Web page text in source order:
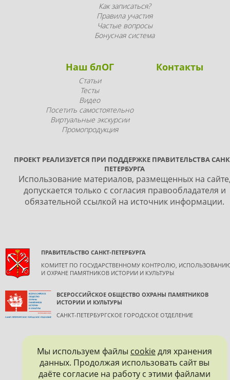
Как записаться?
Правила участия
Частые вопросы
Бонусная система
Наш блОГ
Статьи
Тесты
Видео
Посетить самостоятельно
Виртуальные экскурсии
Промопродукция
Контакты
ПРОЕКТ РЕАЛИЗУЕТСЯ ПРИ ПОДДЕРЖКЕ ПРАВИТЕЛЬСТВА
ПЕТЕРБУРГА
Использование материалов, размещенных на
допускается только с согласия правообладателя и
обязательной ссылкой на источник информации.
ПРАВИТЕЛЬСТВО САНКТ-ПЕТЕРБУРГА
КОМИТЕТ ПО ГОСУДАРСТВЕННОМУ КОНТРОЛЮ,
И ОХРАНЕ ПАМЯТНИКОВ ИСТОРИИ И КУЛЬТУРЫ
ВСЕРОССИЙСКОЕ ОБЩЕСТВО ОХРАНЫ ПАМЯТНИКОВ
ИСТОРИИ И КУЛЬТУРЫ
САНКТ-ПЕТЕРБУРГСКОЕ ГОРОДСКОЕ ОТДЕЛЕНИЕ
Мы используем файлы cookieдля хранения
данных. Продолжая использовать сайт вы
даёте согласие на работу с этими файлами